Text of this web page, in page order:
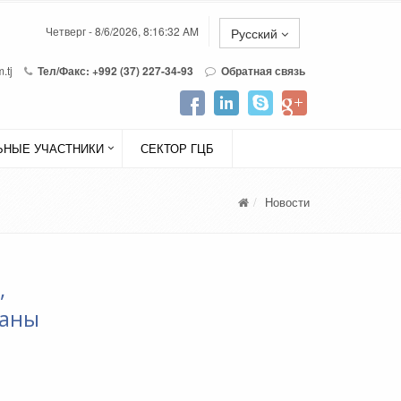
Четверг - 8/6/2026, 8:16:32 AM Русский
Тел/Факс: +992 (37) 227-34-93 Обратная связь
УЧАСТНИКИ СЕКТОР ГЦБ
Новости